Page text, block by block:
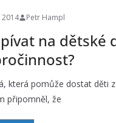
2014 Petr Hampl
na dětské
která pomůže dostat děti
připomněl, že